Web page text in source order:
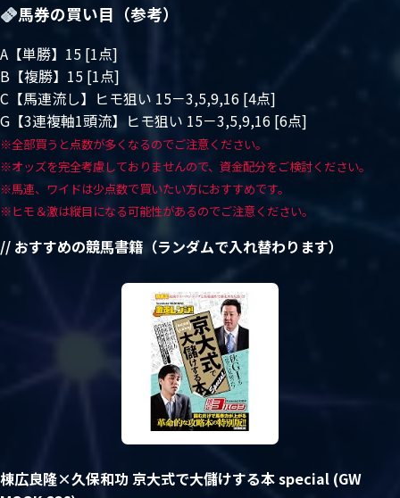
馬券の買い目（参考）
A【単勝】15 [1点]
B【複勝】15 [1点]
C【馬連流し】ヒモ狙い 15－3,5,9,16 [4点]
G【3連複軸1頭流】ヒモ狙い 15－3,5,9,16 [6点]
※全部買うと点数が多くなるのでご注意ください。
※オッズを完全考慮しておりませんので、資金配分をご検討ください。
※馬連、ワイドは少点数で買いたい方におすすめです。
※ヒモ＆激は縦目になる可能性があるのでご注意ください。
// おすすめの競馬書籍（ランダムで入れ替わります）
棟広良隆×久保和功 京大式で大儲けする本 special (GW